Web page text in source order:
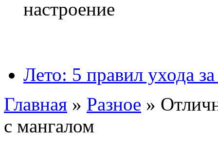
Лето: 5 правил ухода
Главная » Разное »
с мангалом